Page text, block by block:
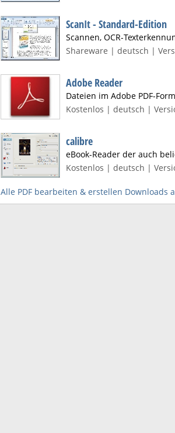
ScanIt - Standard-Edition
Scannen, OCR-
Shareware | deutsch |
Adobe Reader
Dateien im Adobe PDF-
Kostenlos | deutsch |
calibre
eBook-Reader der auch
Kostenlos | deutsch |
Alle PDF bearbeiten & erstellen Downloads